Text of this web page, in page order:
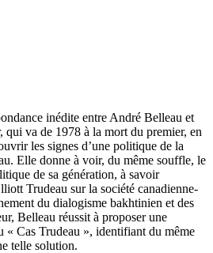
inédite entre André Belleau et
qui va de 1978 à la mort du premier, en
les signes d’une politique de la
Elle donne à voir, du même souffle, le
de sa génération, à savoir
Trudeau sur la société canadienne-
du dialogisme bakhtinien et des
Belleau réussit à proposer une
« Cas Trudeau », identifiant du même
telle solution.